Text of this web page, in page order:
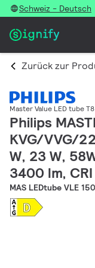
Schweiz - Deutsch
Zurück zur
Master Value LED tube
Philips
KVG/VVG/
W, 23 W,
3400 lm,
MAS LEDtube VLE